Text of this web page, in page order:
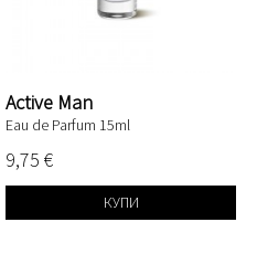
Active Man
Eau de Parfum 15ml
9,75 €
КУПИ